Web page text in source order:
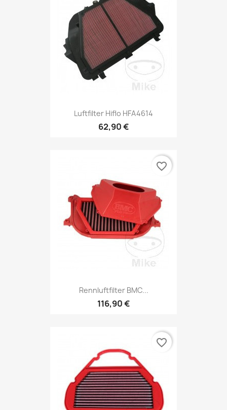
Luftfilter Hiflo HFA4614
62,90 €
Rennluftfilter BMC...
116,90 €
favorite_border
favorite_border